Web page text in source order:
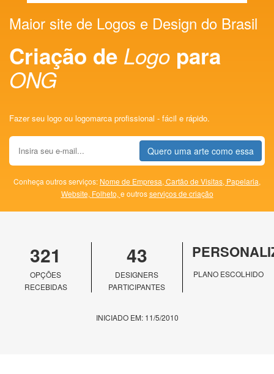
Maior site de Logos e Design do Brasil
Criação de Logo para
ONG
Fazer seu logo ou logomarca profissional - fácil e rápido.
Quero uma arte como essa
Conheça outros serviços: Nome de Empresa, Cartão de Visitas, Papelaria,
Website, Folheto, e outrosserviços de criação
321
OPÇÕES
RECEBIDAS
43
DESIGNERS
PARTICIPANTES
PLANO ESCOLHIDO
INICIADO EM: 11/5/2010